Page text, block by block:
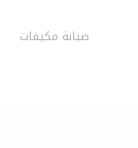
صيانة مكيفات